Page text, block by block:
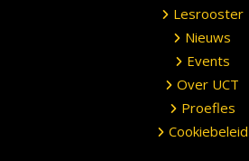
Lesrooster
Nieuws
Events
Over UCT
Proefles
Cookiebeleid